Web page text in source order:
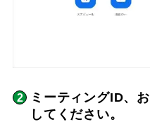
ミーティングID、
してください。